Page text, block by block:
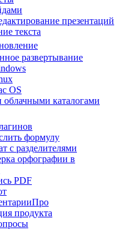
презентаций
текста
развертывание
OS
облачными каталогами
формулу
с разделителями
орфографии в
PDF
продукта